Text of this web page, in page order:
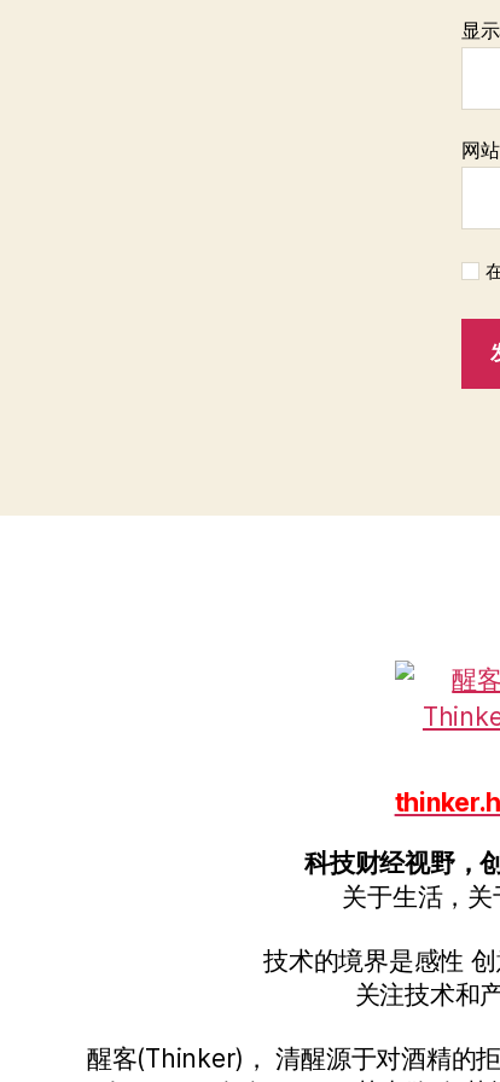
显
网站
科技财经视野，
关于生活，关
技术的境界是感性
关注技术和
醒客(Thinker)， 清醒源于对酒精的